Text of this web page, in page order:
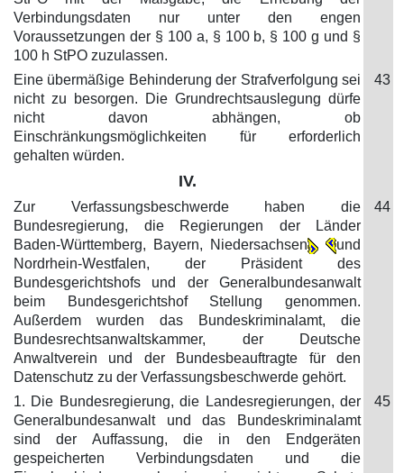
Verbindungsdaten nur unter den engen
Voraussetzungen der § 100 a, § 100 b, § 100 g und §
100 h StPO zuzulassen.
Eine übermäßige Behinderung der Strafverfolgung sei
nicht zu besorgen. Die Grundrechtsauslegung dürfe
nicht davon abhängen, ob
Einschränkungsmöglichkeiten für erforderlich
gehalten würden.
43
IV.
Zur Verfassungsbeschwerde haben die
Bundesregierung, die Regierungen der Länder
Baden-Württemberg, Bayern, Niedersachsen
und
Nordrhein-Westfalen, der Präsident des
Bundesgerichtshofs und der Generalbundesanwalt
beim Bundesgerichtshof Stellung genommen.
Außerdem wurden das Bundeskriminalamt, die
Bundesrechtsanwaltskammer, der Deutsche
Anwaltverein und der Bundesbeauftragte für den
Datenschutz zu der Verfassungsbeschwerde gehört.
44
1. Die Bundesregierung, die Landesregierungen, der
Generalbundesanwalt und das Bundeskriminalamt
sind der Auffassung, die in den Endgeräten
gespeicherten Verbindungsdaten und die
45